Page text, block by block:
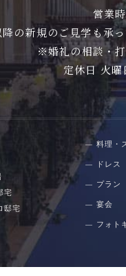
営業
の新規のご見学も承っ
※婚礼の相談・
定休日 火曜
宅
邸宅
料理・
ドレス
プラン
宴会
フォト